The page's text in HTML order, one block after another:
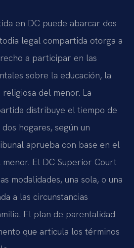
en DC puede abarcar dos
legal compartida otorga a
a participar en las
sobre la educación, la
del menor. La
distribuye el tiempo de
hogares, según un
aprueba con base en el
El DC Superior Court
modalidades, una sola, o una
a las circunstancias
El plan de parentalidad
que articula los términos